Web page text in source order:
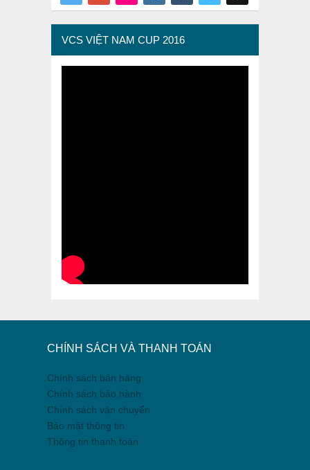
VCS VIỆT NAM CUP 2016
CHÍNH SÁCH VÀ THANH TOÁN
Chính sách bán hàng
Chính sách bảo hành
Chính sách vận chuyển
Bảo mật thông tin
Thông tin thanh toán